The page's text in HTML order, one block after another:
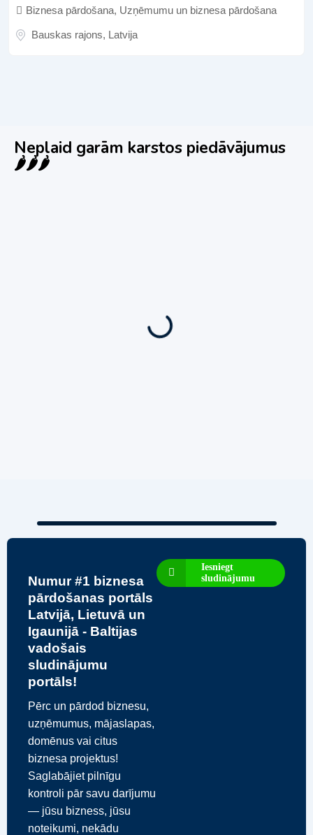
Biznesa pārdošana, Uzņēmumu un biznesa pārdošana
Bauskas rajons, Latvija
Neplaid garām karstos piedāvājumus
🌶️🌶️🌶️
Numur #1 biznesa
pārdošanas portāls
Latvijā, Lietuvā un
Igaunijā - Baltijas
vadošais
sludinājumu
portāls!
Pērc un pārdod biznesu,
uzņēmumus, mājaslapas,
domēnus vai citus
biznesa projektus!
Saglabājiet pilnīgu
kontroli pār savu darījumu
— jūsu bizness, jūsu
noteikumi, nekādu
Iesniegt
sludinājumu